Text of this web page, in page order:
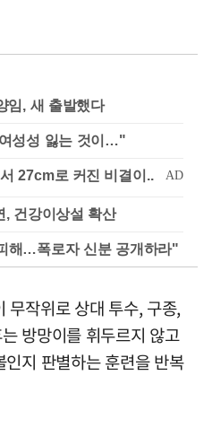
임, 새 출발했다
성성 잃는 것이…"
, 건강이상설 확산
해…폭로자 신분 공개하라"
무작위로 상대 투수, 구종,
방망이를 휘두르지 않고
지 판별하는 훈련을 반복